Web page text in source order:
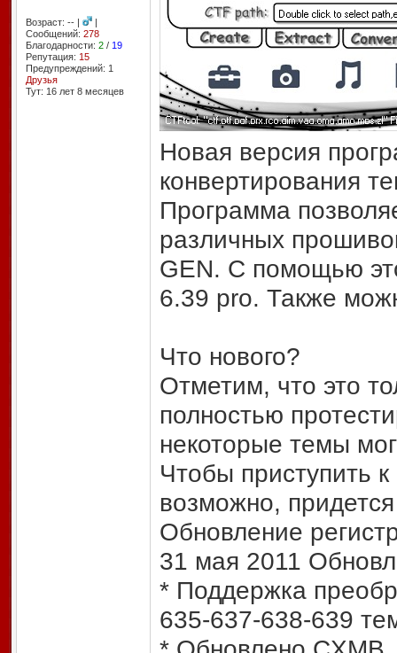
Возраст: -- |
|
Сообщений: 278
Благодарности: 2/ 19
Репутация: 15
Предупреждений: 1
Друзья
Тут: 16 лет 8 месяцев
Новая версия
конвертирования
Программа
различных
GEN. С помощью
6.39 pro. Также
Что нового?
Отметим, что это
полностью
некоторые темы
Чтобы приступить
возможно,
Обновление
31 мая 2011
* Поддержка
635-637-638-639